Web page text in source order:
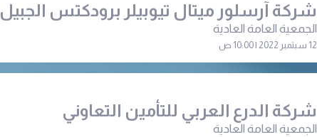
شركة آرسلور ميتال تيوبيلر برودكتس الجبيل
الجمعية العامة العادية
12 سبتمبر 2022 | 10:00 ص
شركة الدرع العربي للتأمين التعاوني
الجمعية العامة العادية